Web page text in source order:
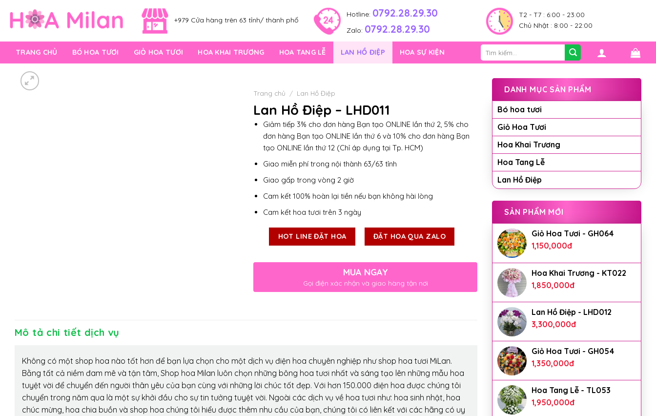
content
+979 Cửa hàng trên 63 tỉnh/ thành phố
Hotline: 0792.28.29.30
Zalo: 0792.28.29.30
T2 - T7 : 6:00 - 23:00
Chủ Nhật : 8:00 - 22:00
TRANG CHỦ BÓ HOA TƯƠI GIỎ HOA TƯƠI HOA KHAI TRƯƠNG HOA TANG LỄ LAN HỒ ĐIỆP HOA SỰ KIỆN
Tìm
kiếm:
DANH MỤC SẢN PHẨM
Bó hoa tươi
Giỏ Hoa Tươi
Hoa Khai Trương
Hoa Tang Lễ
Lan Hồ Điệp
SẢN PHẨM MỚI
Giỏ Hoa Tươi - GH064
1,150,000đ
Hoa Khai Trương - KT022
1,850,000đ
Lan Hồ Điệp - LHD012
3,300,000đ
Giỏ Hoa Tươi - GH054
1,350,000đ
Hoa Tang Lễ - TL053
1,950,000đ
Trang chủ / Lan Hồ Điệp
Lan Hồ Điệp – LHD011
Giảm tiếp 3% cho đơn hàng Bạn tạo ONLINE lần thứ 2, 5% cho
đơn hàng Bạn tạo ONLINE lần thứ 6 và 10% cho đơn hàng Bạn
tạo ONLINE lần thứ 12 (Chỉ áp dụng tại Tp. HCM)
Giao miễn phí trong nội thành 63/63 tỉnh
Giao gấp trong vòng 2 giờ
Cam kết 100% hoàn lại tiền nếu bạn không hài lòng
Cam kết hoa tươi trên 3 ngày
HOT LINE ĐẶT HOA ĐẶT HOA QUA ZALO
MUA NGAY
Gọi điện xác nhận và giao hàng tận nơi
Mô tả chi tiết dịch vụ
Không có một shop hoa nào tốt hơn để bạn lựa chọn cho một dịch vụ điện hoa chuyên nghiệp như shop hoa tươi MiLan.
Bằng tất cả niềm đam mê và tận tâm, Shop hoa Milan luôn chọn những bông hoa tươi nhất và sáng tạo lên những mẫu hoa
tuyệt vời để chuyển đến người thân yêu của bạn cùng với những lời chúc tốt đẹp. Với hơn 150.000 điện hoa được chúng tôi
chuyển trong năm qua là một sự khởi đầu cho sự tin tưởng tuyệt vời. Ngoài các dịch vụ về hoa tươi như: hoa sinh nhật, hoa
chúc mừng, hoa chia buồn và shop hoa chúng tôi hiểu được thêm nhu cầu của bạn, chúng tôi có liên kết với các hãng có uy